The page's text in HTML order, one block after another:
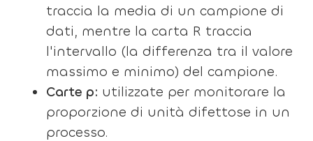
traccia la media di un campione di
dati, mentre la carta R traccia
l'intervallo (la differenza tra il valore
massimo e minimo) del campione.
Carte p: utilizzate per monitorare la
proporzione di unità difettose in un
processo.